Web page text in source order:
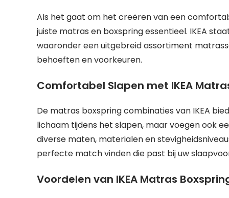
Als het gaat om het creëren van een
juiste matras en boxspring essentieel. IKEA
waaronder een uitgebreid assortiment
behoeften en voorkeuren.
Comfortabel Slapen met IKEA
De matras boxspring combinaties van IKEA
lichaam tijdens het slapen, maar voegen ook
diverse maten, materialen en
perfecte match vinden die past bij uw
Voordelen van IKEA Matras